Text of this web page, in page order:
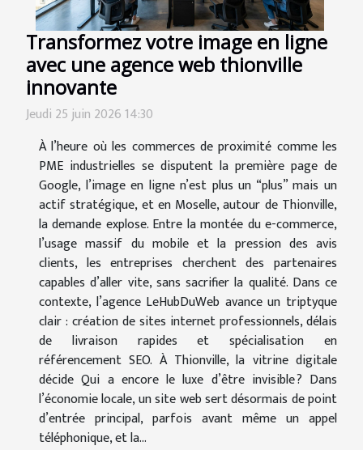
Transformez votre image en ligne
avec une agence web thionville
innovante
Jeudi 25 juin 2026 14:30
À l’heure où les commerces de proximité comme les
PME industrielles se disputent la première page de
Google, l’image en ligne n’est plus un “plus” mais un
actif stratégique, et en Moselle, autour de Thionville,
la demande explose. Entre la montée du e-commerce,
l’usage massif du mobile et la pression des avis
clients, les entreprises cherchent des partenaires
capables d’aller vite, sans sacrifier la qualité. Dans ce
contexte, l’agence LeHubDuWeb avance un triptyque
clair : création de sites internet professionnels, délais
de livraison rapides et spécialisation en
référencement SEO. À Thionville, la vitrine digitale
décide Qui a encore le luxe d’être invisible ? Dans
l’économie locale, un site web sert désormais de point
d’entrée principal, parfois avant même un appel
téléphonique, et la...